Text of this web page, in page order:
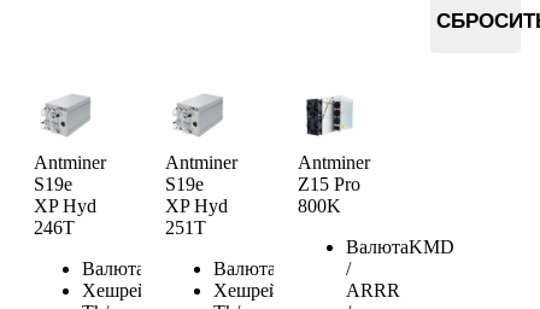
SafePal
Antminer
S19e
XP Hyd
246T
Валюта
Хешрейт
Antminer
S19e
XP Hyd
251T
Валюта
Хешрейт
Antminer
Z15 Pro
800K
ВалютаKMD
/
ARRR